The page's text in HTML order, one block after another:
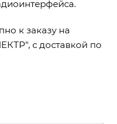
к заказу на
с доставкой по